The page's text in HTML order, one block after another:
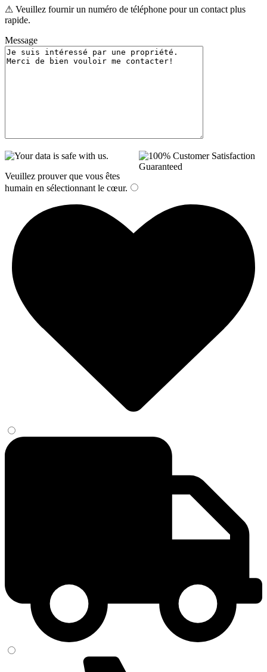
⚠ Veuillez fournir un numéro de téléphone pour un contact plus
rapide.
Message
Veuillez prouver que vous êtes
humain en sélectionnant le cœur.